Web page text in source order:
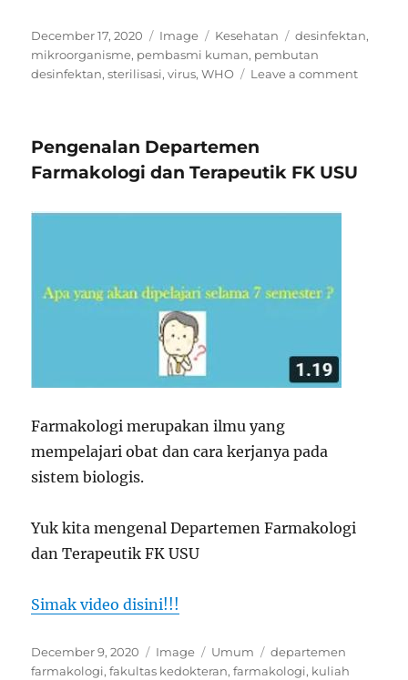
Posted
on
December 17, 2020 Format
Image Categories
Kesehatan Tags
desinfektan,
mikroorganisme, pembasmi kuman, pembutan
desinfektan,sterilisasi,virus,WHO Leave a commenton
Pengenalan Departemen
Farmakologi dan Terapeutik FK USU
Farmakologi merupakan ilmu yang
mempelajari obat dan cara kerjanya pada
sistem biologis.
Yuk kita mengenal Departemen Farmakologi
dan Terapeutik FK USU
Simak video disini!!!
Posted
on
December 9, 2020 Format
Image Categories
Umum Tags
departemen
farmakologi,fakultas kedokteran,farmakologi, kuliah